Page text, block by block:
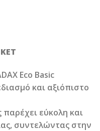
Eco Basic
και αξιόπιστο
εύκολη και
συντελώντας στην